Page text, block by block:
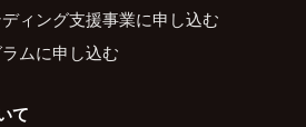
ィング支援事業に申し込む
ムに申し込む
て